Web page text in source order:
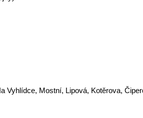
Vyhlídce, Mostní, Lipová, Kotěrova,